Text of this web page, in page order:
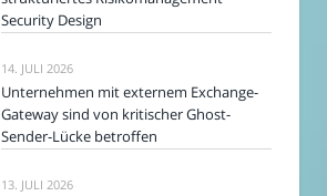
Security Design
14. JULI 2026
Unternehmen mit externem Exchange-
Gateway sind von kritischer Ghost-
Sender-Lücke betroffen
13. JULI 2026